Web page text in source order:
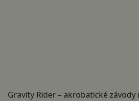
Gravity Rider – akrobatické